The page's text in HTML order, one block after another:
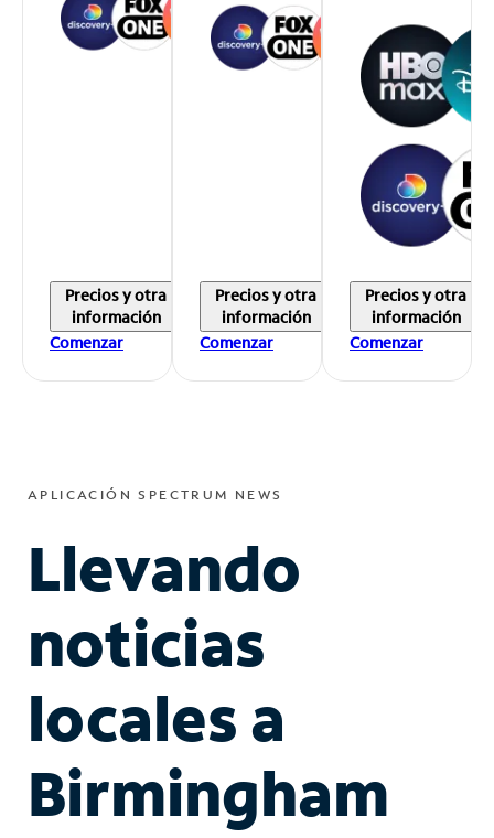
Precios y otra
información
Comenzar
Precios y otra
información
Comenzar
Precios y otra
información
Comenzar
APLICACIÓN SPECTRUM NEWS
Llevando
noticias
locales a
Birmingham